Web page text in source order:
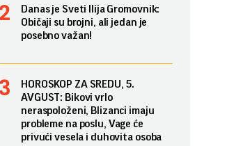
Danas je Sveti Ilija Gromovnik:
Običaji su brojni, ali jedan je
posebno važan!
HOROSKOP ZA SREDU, 5.
AVGUST: Bikovi vrlo
neraspoloženi, Blizanci imaju
probleme na poslu, Vage će
privući vesela i duhovita osoba